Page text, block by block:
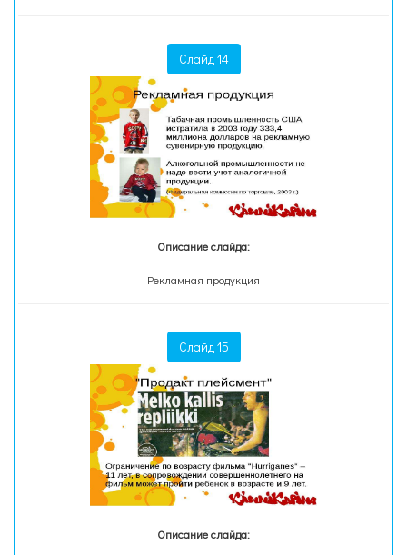
Слайд 14
Описание слайда:
Рекламная продукция
Слайд 15
Описание слайда: